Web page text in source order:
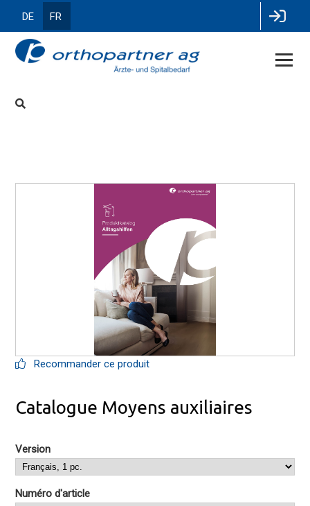
DE FR
Recommander ce produit
Catalogue Moyens auxiliaires
Version
Numéro d'article